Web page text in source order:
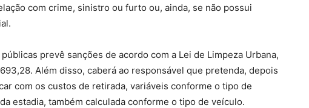
com crime, sinistro ou furto ou, ainda, se não possui
prevê sanções de acordo com a Lei de Limpeza Urbana,
Além disso, caberá ao responsável que pretenda, depois
com os custos de retirada, variáveis conforme o tipo de
estadia, também calculada conforme o tipo de veículo.